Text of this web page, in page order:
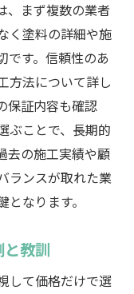
、まず複数の業者
く塗料の詳細や施
です。信頼性のあ
方法について詳し
保証内容も確認
ぶことで、長期的
去の施工実績や顧
ランスが取れた業
なります。
教訓
して価格だけで選